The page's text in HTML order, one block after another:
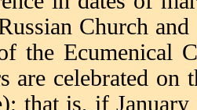
Church
the Ecumenical
are celebrated on
that is, if